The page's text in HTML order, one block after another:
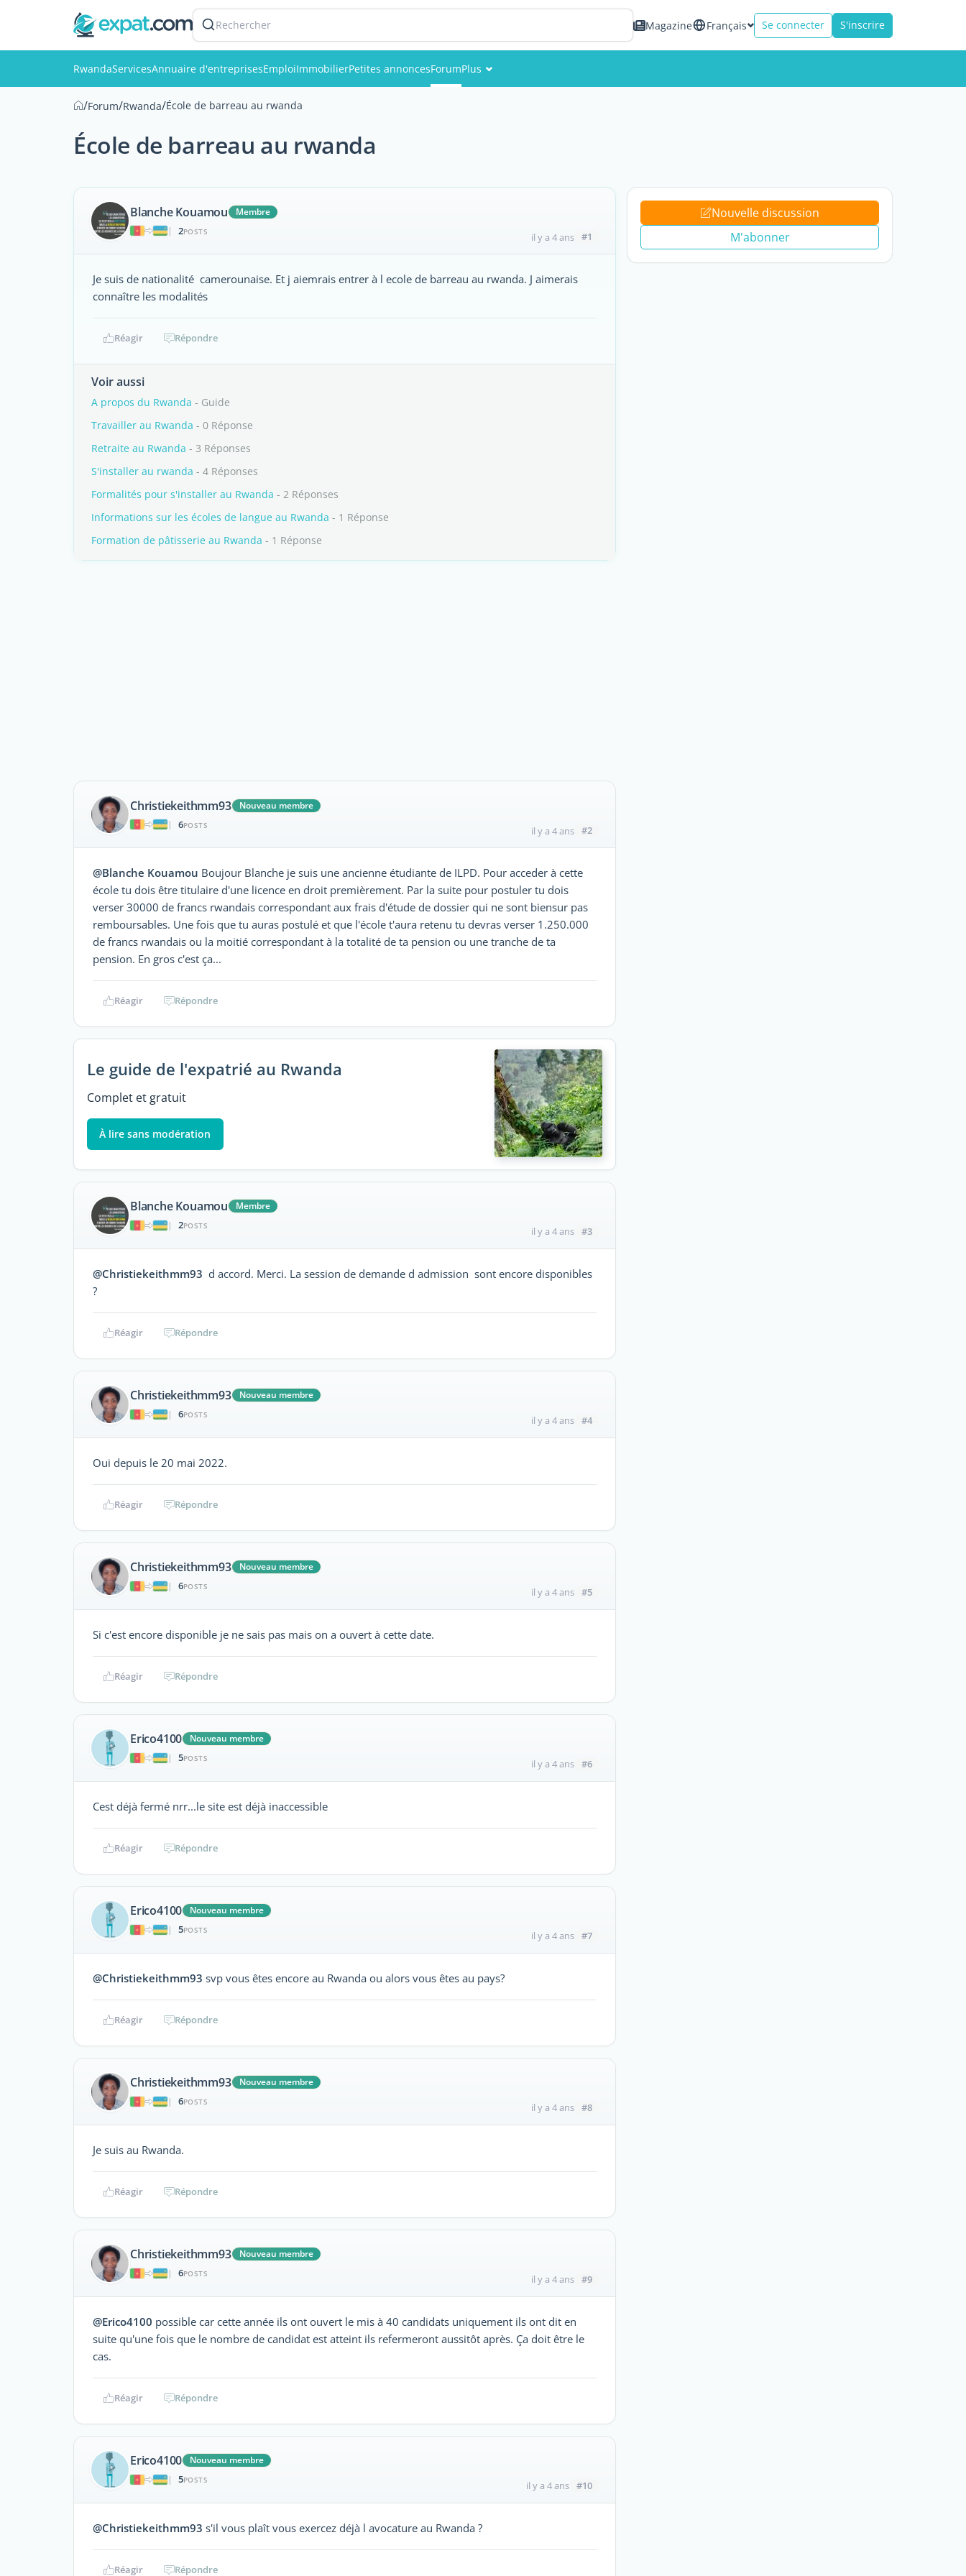
Rechercher Magazine Français Se connecter S'inscrire
RwandaServicesAnnuaire d'entreprisesEmploiImmobilierPetites annoncesForumPlus
/Forum/Rwanda/École de barreau au rwanda
École de barreau au rwanda
Blanche Kouamou
Membre
|
2POSTS il y a 4 ans #1
Je suis de nationalité camerounaise. Et j aiemrais entrer à l ecole de barreau au rwanda. J aimerais
connaître les modalités
Réagir Répondre
Voir aussi
A propos du Rwanda - Guide
Travailler au Rwanda - 0 Réponse
Retraite au Rwanda - 3 Réponses
S'installer au rwanda - 4 Réponses
Formalités pour s'installer au Rwanda - 2 Réponses
Informations sur les écoles de langue au Rwanda - 1 Réponse
Formation de pâtisserie au Rwanda - 1 Réponse
Christiekeithmm93
Nouveau membre
|
6POSTS il y a 4 ans #2
@Blanche Kouamou Boujour Blanche je suis une ancienne étudiante de ILPD. Pour acceder à cette
école tu dois être titulaire d'une licence en droit premièrement. Par la suite pour postuler tu dois
verser 30000 de francs rwandais correspondant aux frais d'étude de dossier qui ne sont biensur pas
remboursables. Une fois que tu auras postulé et que l'école t'aura retenu tu devras verser 1.250.000
de francs rwandais ou la moitié correspondant à la totalité de ta pension ou une tranche de ta
pension. En gros c'est ça...
Réagir Répondre
Le guide de l'expatrié au Rwanda
Complet et gratuit
À lire sans modération
Blanche Kouamou
Membre
|
2POSTS il y a 4 ans #3
@Christiekeithmm93 d accord. Merci. La session de demande d admission sont encore disponibles
?
Réagir Répondre
Christiekeithmm93
Nouveau membre
|
6POSTS il y a 4 ans #4
Oui depuis le 20 mai 2022.
Réagir Répondre
Christiekeithmm93
Nouveau membre
|
6POSTS il y a 4 ans #5
Si c'est encore disponible je ne sais pas mais on a ouvert à cette date.
Réagir Répondre
Erico4100
Nouveau membre
|
5POSTS il y a 4 ans #6
Cest déjà fermé nrr...le site est déjà inaccessible
Réagir Répondre
Erico4100
Nouveau membre
|
5POSTS il y a 4 ans #7
@Christiekeithmm93 svp vous êtes encore au Rwanda ou alors vous êtes au pays?
Réagir Répondre
Christiekeithmm93
Nouveau membre
|
6POSTS il y a 4 ans #8
Je suis au Rwanda.
Réagir Répondre
Christiekeithmm93
Nouveau membre
|
6POSTS il y a 4 ans #9
@Erico4100 possible car cette année ils ont ouvert le mis à 40 candidats uniquement ils ont dit en
suite qu'une fois que le nombre de candidat est atteint ils refermeront aussitôt après. Ça doit être le
cas.
Réagir Répondre
Erico4100
Nouveau membre
|
5POSTS il y a 4 ans #10
@Christiekeithmm93 s'il vous plaît vous exercez déjà l avocature au Rwanda ?
Réagir Répondre
Nouvelle discussion
M'abonner